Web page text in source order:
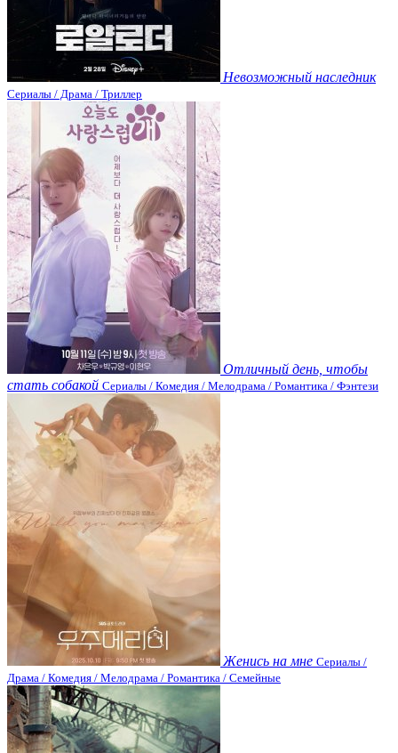
Невозможный наследник
Сериалы / Драма / Триллер
Отличный день, чтобы
стать собакой Сериалы / Комедия / Мелодрама / Романтика / Фэнтези
Женись на мне Сериалы /
Драма / Комедия / Мелодрама / Романтика / Семейные